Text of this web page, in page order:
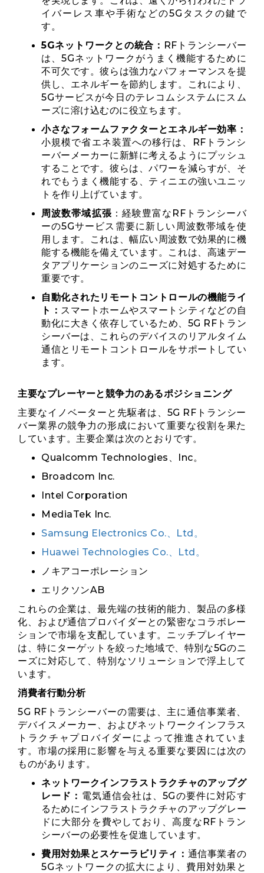
イバーレス車や手術などの5Gタスクの鍵で
す。
5Gネットワ​​ークとの統合： RFトランシーバー
は、5Gネットワ​​ークがうまく機能するために
不可欠です。彼らは強力なパフォーマンスを提
供し、エネルギーを節約します。これにより、
5Gサービスが今日のテレコムシステムにスム
ーズに溶け込むのに役立ちます。
小さなフォームファクターとエネルギー効率：
小規模で省エネ装置への移行は、RFトランシ
ーバーメーカーに新鮮に考えるようにプッシュ
することです。彼らは、パワーを減らすが、そ
れでもうまく機能する、ティニエの強いユニッ
トを作り上げています。
周波数帯域拡張：経験豊富なRFトランシーバ
ーの5Gサービス需要に新しい周波数帯域を使
用します。これは、幅広い周波数で効果的に機
能する機能を備えています。これは、高速デー
タアプリケーションのニーズに対処するために
重要です。
自動化されたリモートコントロールの機能ライ
ト： スマートホームやスマートシティなどの自
動化に大きく依存しているため、5G RFトラン
シーバーは、これらのデバイスのリアルタイム
通信とリモートコントロールをサポートしてい
ます。
主要なプレーヤーと競争力のあるポジショニング
主要なイノベーターと先駆者は、5G RFトランシー
バー業界の競争力の形成において重要な役割を果た
しています。主要企業は次のとおりです。
Qualcomm Technologies、Inc。
Broadcom Inc.
Intel Corporation
MediaTek Inc.
Samsung Electronics Co.、Ltd。
Huawei Technologies Co.、Ltd。
ノキアコーポレーション
エリクソンAB
これらの企業は、最先端の技術的能力、製品の多様
化、および通信プロバイダーとの緊密なコラボレー
ションで市場を支配しています。ニッチプレイヤー
は、特にターゲットを絞った地域で、特別な5Gのニ
ーズに対応して、特別なソリューションで浮上して
います。
消費者行動分析
5G RFトランシーバーの需要は、主に通信事業者、
デバイスメーカー、およびネットワークインフラス
トラクチャプロバイダーによって推進されていま
す。市場の採用に影響を与える重要な要因には次の
ものがあります。
ネットワークインフラストラクチャのアップグ
レード： 電気通信会社は、5Gの要件に対応す
るためにインフラストラクチャのアップグレー
ドに大部分を費やしており、高度なRFトラン
シーバーの必要性を促進しています。
費用対効果とスケーラビリティ： 通信事業者の
5Gネットワ​​ークの拡大により、費用対効果と